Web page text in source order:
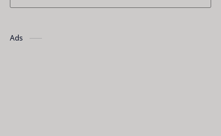
Ads